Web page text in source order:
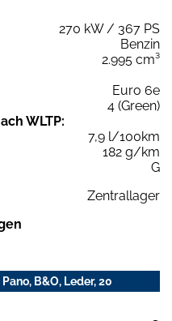
270 kW / 367 PS
Benzin
2.995 cm³
Euro 6e
4 (Green)
WLTP:
7,9 l/100km
182 g/km
G
Zentrallager
B&O, Leder, 20